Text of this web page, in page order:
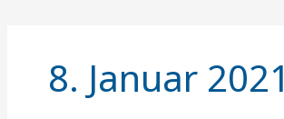
8. Januar 2021